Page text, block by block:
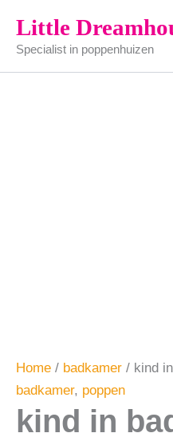
naar
inhoud
Little
Specialist in poppenhuizen
Home / badkamer / kind
badkamer, poppen
kind in